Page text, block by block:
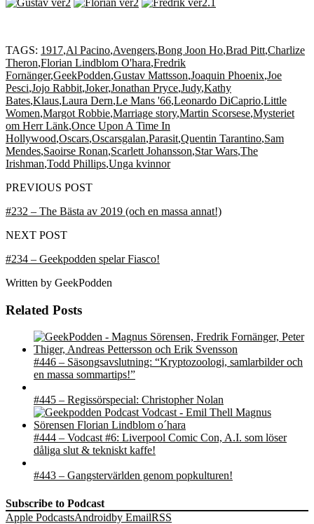
TAGS: 1917,Al Pacino,Avengers,Bong Joon Ho,Brad Pitt,Charlize
Theron,Florian Lindblom O'hara,Fredrik
Fornänger,GeekPodden,Gustav Mattsson,Joaquin Phoenix,Joe
Pesci,Jojo Rabbit,Joker,Jonathan Pryce,Judy,Kathy
Bates,Klaus,Laura Dern,Le Mans '66,Leonardo DiCaprio,Little
Women,Margot Robbie,Marriage story,Martin Scorsese,Mysteriet
om Herr Länk,Once Upon A Time In
Hollywood,Oscars,Oscarsgalan,Parasit,Quentin Tarantino,Sam
Mendes,Saoirse Ronan,Scarlett Johansson,Star Wars,The
Irishman,Todd Phillips,Unga kvinnor
PREVIOUS POST
#232 – The Bästa av 2019 (och en massa annat!)
NEXT POST
#234 – Geekpodden spelar Fiasco!
Written by GeekPodden
Related Posts
#446 – Säsongsavslutning: “Kryptozoologi, samlarbilder och
en massa sommartips!”
#445 – Regissörspecial: Christopher Nolan
#444 – Vodcast #6: Liverpool Comic Con, A.I. som löser
dåliga slut & tekniskt kaffe!
#443 – Gangstervärlden genom popkulturen!
Subscribe to Podcast
Apple PodcastsAndroidby EmailRSS